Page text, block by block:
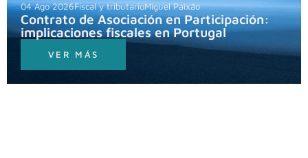
VER MÁS
Contrato de Asociación en Participación:
implicaciones fiscales en Portugal
04 Ago 2026Fiscal y tributarioMiguel Paixão